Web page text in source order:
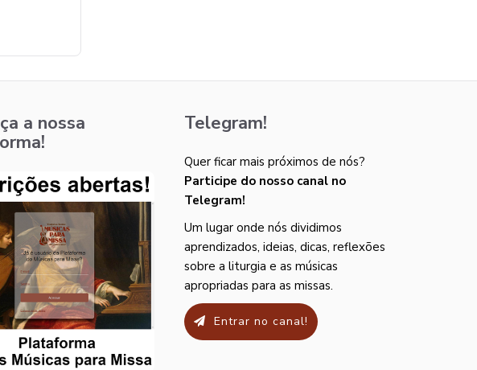
a nossa
Telegram!
Quer ficar mais próximos de nós?
Participe do nosso canal no
Telegram!
Um lugar onde nós dividimos
aprendizados, ideias, dicas, reflexões
sobre a liturgia e as músicas
apropriadas para as missas.
Entrar no canal!